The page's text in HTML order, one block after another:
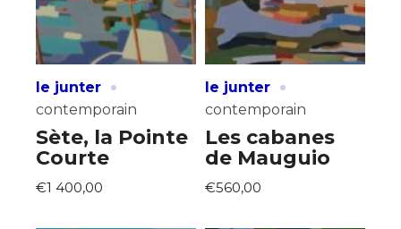
le junter ·
contemporain
Sète, la Pointe
Courte
€1 400,00
le junter ·
contemporain
Les cabanes
de Mauguio
€560,00